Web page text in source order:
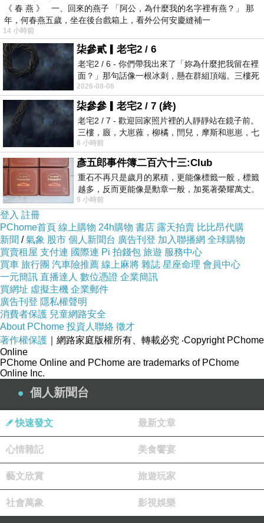
《 春 燕 》 一、回來的燕子 「阿公，為什麼我的名字裡有燕？」 那
年，何春燕五歲，坐在後台戲箱上，看外公何安慶縫補一
14 小時前
柒參貳▎老宅2 / 6
老宅2 / 6 - 你們帶我出來了「妳為什麼把我留在裡
面？」那句話像一根冰刺，懸在群組頂端。三樓死
死盯著照片裡的人。那個人確實站在
2026-08-06
柒參參▎老宅2 / 7 (終)
老宅2 / 7 - 歡迎回家照片裡的人靜靜站在鏡子前。
三樓，廄，大崽蕥，柳橘，閆兒，摩斯和崽崽，七
個人整整齊齊地站在鏡框之外，如同
6 小時前
彥五郎事件簿二百六十三:Club
重石不再只是歲月的累積，更能像標籤一般，標籤
越多，反而更能像是勳章一般，加冕著榮耀萬丈。
習慣一如縱容，成了再難輕輕放下的罪證
9 小時前
登入 註冊
PChome首頁 線上購物 24h購物 書店 露天拍賣 比比昂代購
新聞 /氣象 股市 個人新聞台 廣告刊登 加入聯播網 全球購物
買賣租屋 支付連 國際連 Pi 拍錢包 旅遊 服務中心
買車 旅行團 汽車險推薦 線上麻將 雜誌 星座命理 會員中心
一元簡訊 直播達人 數位憑證 企業簡訊
買網址 虛擬主機 企業郵件
廣告刊登 隱私權聲明
消費者保護 兒童網路安全
About PChome 投資人聯絡 徵才
著作權保護 ｜網路家庭版權所有、轉載必究 ‧Copyright PChome
Online
PChome Online and PChome are trademarks of PChome
Online Inc.
個人新聞台
快速發文 最新文章
心情雜記 美食饗宴
藝文欣賞 旅遊玩家
社會萬象 影視娛樂